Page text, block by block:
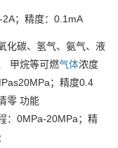
2A；精度：0.1mA
化碳、氢气、氨气、液
甲烷等可燃气体浓度
；精度0.4
零 功能
：0MPa-20MPa；精